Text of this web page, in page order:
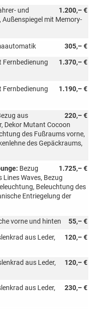
1.200,– €
und
mit Memory-
305,– €
1.370,– €
Fernbedienung
1.190,– €
Fernbedienung
220,– €
aus
Dekor Mutant Cocoon
des Fußraums vorne,
des Gepäckraums,
1.725,– €
Bezug
Lines Waves, Bezug
Beleuchtung des
Entriegelung der
55,– €
vorne und hinten
120,– €
aus Leder,
120,– €
aus Leder,
230,– €
aus Leder,